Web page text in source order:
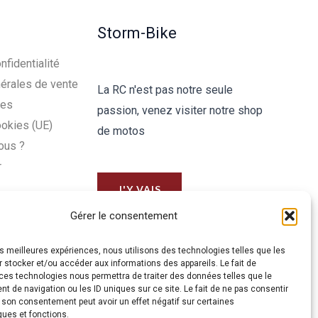
Gérer le consentement
meilleures expériences, nous utilisons des technologies telles que les
stocker et/ou accéder aux informations des appareils. Le fait de
technologies nous permettra de traiter des données telles que le
de navigation ou les ID uniques sur ce site. Le fait de ne pas consentir
son consentement peut avoir un effet négatif sur certaines
et fonctions.
de vente
(UE)
?
Storm-Bike
La RC n'est pas notre seule
passion, venez visiter notre shop
de motos
J'Y VAIS